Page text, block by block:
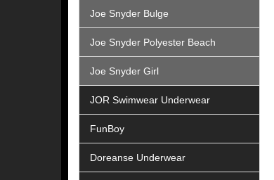
Joe Snyder Bulge
Joe Snyder Polyester Beach
Joe Snyder Girl
JOR Swimwear Underwear
FunBoy
Doreanse Underwear